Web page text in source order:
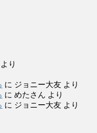
より
に ジョニー大友 より
に めたさん より
に ジョニー大友 より